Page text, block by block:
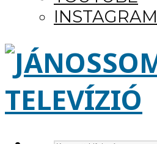
INSTAGRAM